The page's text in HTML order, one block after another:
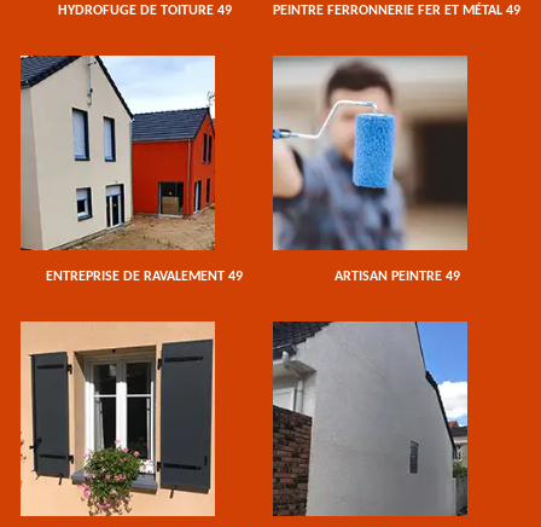
HYDROFUGE DE TOITURE 49 PEINTRE FERRONNERIE FER ET MÉTAL 49
ENTREPRISE DE RAVALEMENT 49 ARTISAN PEINTRE 49